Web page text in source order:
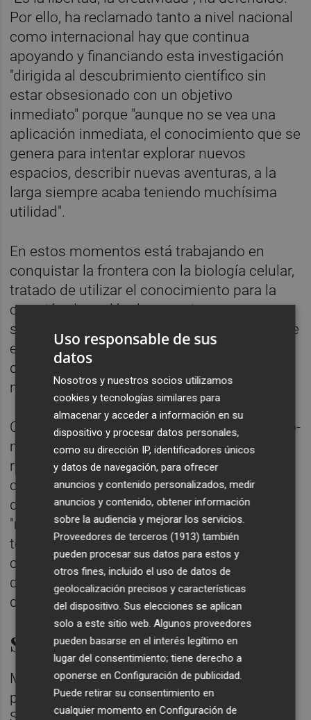
Por ello, ha reclamado tanto a nivel nacional
como internacional hay que continua
apoyando y financiando esta investigación
"dirigida al descubrimiento científico sin
estar obsesionado con un objetivo
inmediato" porque "aunque no se vea una
aplicación inmediata, el conocimiento que se
genera para intentar explorar nuevos
espacios, describir nuevas aventuras, a la
larga siempre acaba teniendo muchísima
utilidad".
En estos momentos está trabajando en
conquistar la frontera con la biología celular,
tratado de utilizar el conocimiento para la
creación de moléculas para intentar
sintetizarlas en sistemas vivos como sucede
en la naturaleza. "Estamos intentando hacer
química no natural en células vivas
naturales", ha señalado.
Con sus trabajo pioneros en química órgano-
metálica, especialmente por introducir
reacciones catalizadas por metales en
células vivas, en primer lugar querían
demostrar que esto es "factible" porque es
"muy complejo". Su trabajo, además, puede
tener "muchísimas" aplicaciones en el
campo de la biomedicina por "la posibilidad
de crear los fármacos in situ, en el sitio
donde actúan" para tratar la enfermedad.
Situación dramática
Mascareñas Cid, que ha sido investigador
postdoctoral en las Universidades de
Uso responsable de sus
datos
Nosotros y nuestros socios utilizamos
cookies y tecnologías similares para
almacenar y acceder a información en su
dispositivo y procesar datos personales,
como su dirección IP, identificadores únicos
y datos de navegación, para ofrecer
anuncios y contenido personalizados, medir
anuncios y contenido, obtener información
sobre la audiencia y mejorar los servicios.
Proveedores de terceros (1913) también
pueden procesar sus datos para estos y
otros fines, incluido el uso de datos de
geolocalización precisos y características
del dispositivo. Sus elecciones se aplican
solo a este sitio web. Algunos proveedores
pueden basarse en el interés legítimo en
lugar del consentimiento; tiene derecho a
oponerse enConfiguración de publicidad.
Puede retirar su consentimiento en
cualquier momento enConfiguración de